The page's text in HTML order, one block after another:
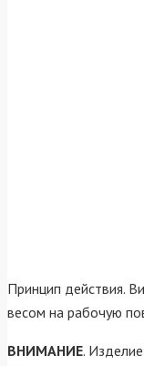
Принцип действия.
весом на рабочую
ВНИМАНИЕ.